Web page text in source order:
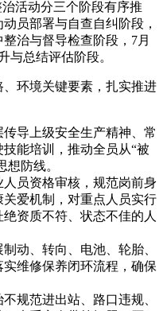
活动分三个阶段有序推
员部署与自查自纠阶段，
治与督导检查阶段，7月
与总结评估阶段。
环境关键要素，扎实推进
导上级安全生产精神、常
能培训，推动全员从“被
想防线。
员资格审核，规范岗前身
爱机制，对重点人员实行
资质不符、状态不佳的人
动、转向、电池、轮胎、
维修保养闭环流程，确保
规范进出站、路口违规、